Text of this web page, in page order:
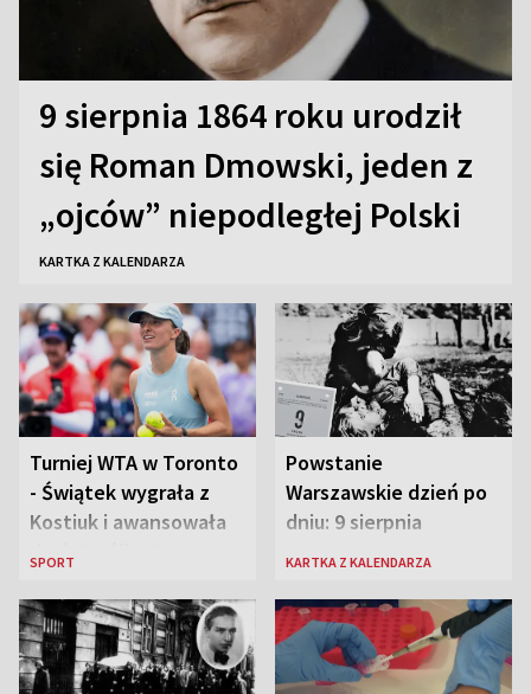
9 sierpnia 1864 roku urodził
się Roman Dmowski, jeden z
„ojców” niepodległej Polski
KARTKA Z KALENDARZA
Turniej WTA w Toronto
- Świątek wygrała z
Kostiuk i awansowała
do ćwierćfinału
SPORT
Powstanie
Warszawskie dzień po
dniu: 9 sierpnia
KARTKA Z KALENDARZA